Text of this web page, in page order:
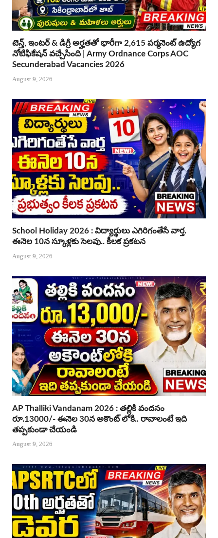
టెన్త్, ఇంటర్ & డిగ్రీ అర్హతతో భారీగా 2,615 పర్మనెంట్ ఉద్యోగ
నోటిఫికేషన్ వచ్చేసింది | Army Ordnance Corps AOC
Secunderabad Vacancies 2026
August 9, 2026
School Holiday 2026 : విద్యార్థులు ఎగిరిగంతేసే వార్త.
ఈనెల 10న స్కూళ్లకు సెలవు.. కీలక ప్రకటన
August 9, 2026
AP Thalliki Vandanam 2026 : తల్లికి వందనం
రూ.13000/- ఈనెల 30న అకౌంట్ లోకి.. రావాలంటే ఇది
తప్పకుండా చేయండి
August 9, 2026